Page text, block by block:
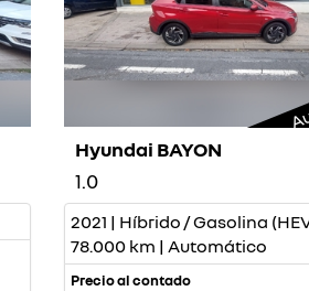
Hyundai BAYON
1.0
2021 | Híbrido / Gasolina
78.000 km | Automático
Precio al contado